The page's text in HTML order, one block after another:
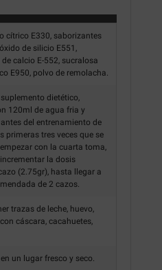
cítrico E330, saborizantes
de silicio E551,
calcio E-552, sucralosa
E950, polvo de remolacha.
dietético,
120ml de agua fria y
del entrenamiento de
primeras tres veces que se
con la cuarta toma,
la dosis
(2.75gr), hasta llegar a
de 2 cazos.
trazas de leche, huevo,
cáscara, cacahuetes,
un lugar fresco y seco.